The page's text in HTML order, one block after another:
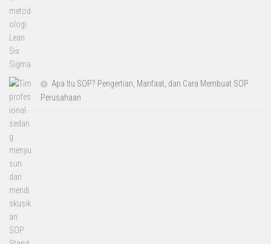
Apa Itu SOP? Pengertian, Manfaat, dan Cara Membuat SOP
Perusahaan